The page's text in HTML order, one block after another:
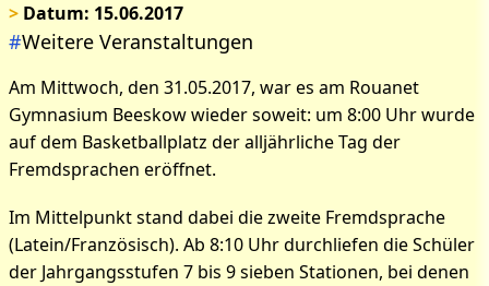
> Datum: 15.06.2017
#Weitere Veranstaltungen
Am Mittwoch, den 31.05.2017, war es am Rouanet
Gymnasium Beeskow wieder soweit: um 8:00 Uhr wurde
auf dem Basketballplatz der alljährliche Tag der
Fremdsprachen eröffnet.
Im Mittelpunkt stand dabei die zweite Fremdsprache
(Latein/Französisch). Ab 8:10 Uhr durchliefen die Schüler
der Jahrgangsstufen 7 bis 9 sieben Stationen, bei denen